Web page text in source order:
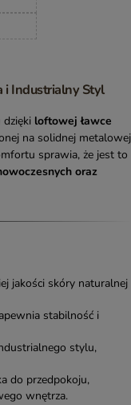
i Industrialny Styl
loftowej ławce
na solidnej metalowej
sprawia, że jest to
oraz
jakości skóry naturalnej
stabilność i
stylu,
do przedpokoju,
wnętrza.